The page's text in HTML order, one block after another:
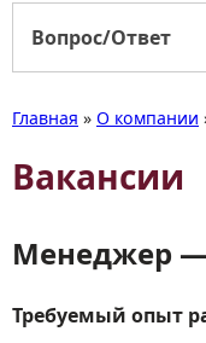
Вопрос/Ответ
Главная » О компании
Вакансии
Менеджер —
Требуемый опыт